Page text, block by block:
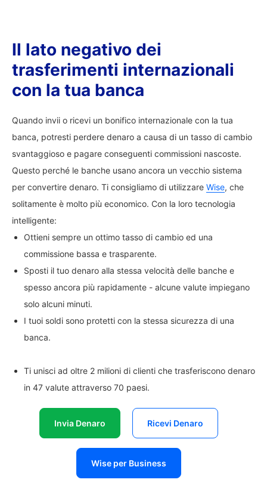
Il lato negativo dei
trasferimenti internazionali
con la tua banca
Quando invii o ricevi un bonifico internazionale con la tua
banca, potresti perdere denaro a causa di un tasso di cambio
svantaggioso e pagare conseguenti commissioni nascoste.
Questo perché le banche usano ancora un vecchio sistema
per convertire denaro. Ti consigliamo di utilizzare Wise, che
solitamente è molto più economico. Con la loro tecnologia
intelligente:
Ottieni sempre un ottimo tasso di cambio ed una
commissione bassa e trasparente.
Sposti il tuo denaro alla stessa velocità delle banche e
spesso ancora più rapidamente - alcune valute impiegano
solo alcuni minuti.
I tuoi soldi sono protetti con la stessa sicurezza di una
banca.
Ti unisci ad oltre 2 milioni di clienti che trasferiscono denaro
in 47 valute attraverso 70 paesi.
Invia Denaro Ricevi Denaro
Wise per Business